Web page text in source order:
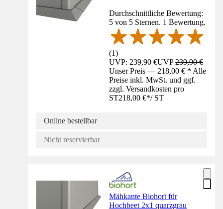
Durchschnittliche Bewertung:
5 von 5 Sternen. 1 Bewertung.
(1)
UVP: 239,90 €UVP239,90 €
Unser Preis — 218,00 € * Alle
Preise inkl. MwSt. und ggf.
zzgl. Versandkosten pro
ST218,00 €*/ ST
Online bestellbar
Nicht reservierbar
Mähkante Biohort für
Hochbeet 2x1 quarzgrau